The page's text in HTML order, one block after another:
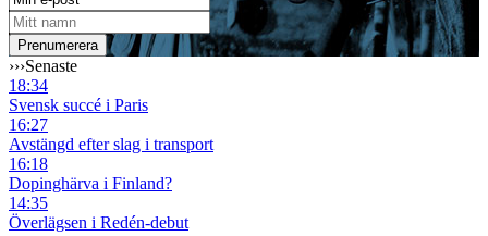
›››Senaste
18:34
Svensk succé i Paris
16:27
Avstängd efter slag i transport
16:18
Dopinghärva i Finland?
14:35
Överlägsen i Redén-debut